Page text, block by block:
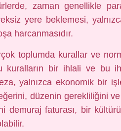
zaman genellikle
yere beklemesi,
harcanmasıdır.
toplumda kurallar ve
kuralların bir ihlali ve bu
yalnızca ekonomik bir
düzenin gerekliliğini
demuraj faturası, bir